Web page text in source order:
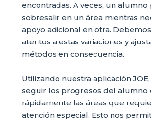
encontradas. A veces, un alumno
sobresalir en un área mientras
apoyo adicional en otra.
atentos a estas variaciones y
métodos en consecuencia.
Utilizando nuestra aplicación
seguir los progresos del alumno
rápidamente las áreas que
atención especial. Esto nos